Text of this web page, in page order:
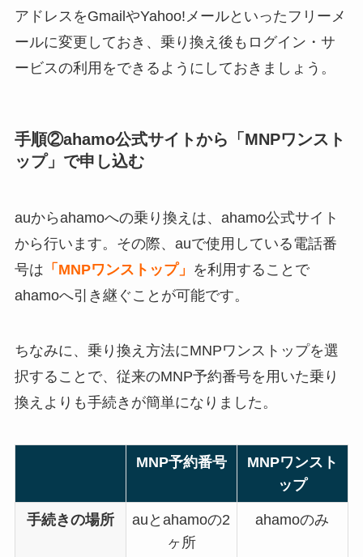
アドレスをGmailやYahoo!メールといったフリーメ
ールに変更しておき、乗り換え後もログイン・サ
ービスの利用をできるようにしておきましょう。
手順②ahamo公式サイトから「MNPワンスト
ップ」で申し込む
auからahamoへの乗り換えは、ahamo公式サイト
から行います。その際、auで使用している電話番
号は 「MNPワンストップ」 を利用することで
ahamoへ引き継ぐことが可能です。
ちなみに、乗り換え方法にMNPワンストップを選
択することで、従来のMNP予約番号を用いた乗り
換えよりも手続きが簡単になりました。
MNP予約番号
MNPワンスト
ップ
手続きの場所
auとahamoの2
ヶ所
ahamoのみ